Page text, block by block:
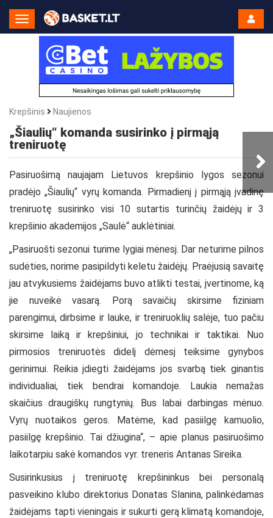
Toggle
Navigation
Krepšinis Naujienos
„Šiaulių“ komanda susirinko į pirmąją
treniruotę
Pasiruošimą naujajam Lietuvos krepšinio lygos sezonui
pradėjo „Šiaulių“ vyrų komanda. Pirmadienį į pirmąją įvadinę
treniruotę susirinko visi 10 sutartis turinčių žaidėjų ir 3
krepšinio akademijos „Saulė“ auklėtiniai.
„Pasiruošti sezonui turime lygiai mėnesį. Dar neturime pilnos
sudėties, norime pasipildyti keletu žaidėjų. Praėjusią savaitę
jau atvykusiems žaidėjams buvo atlikti testai, įvertinome, ką
jie nuveikė vasarą. Porą savaičių skirsime fiziniam
parengimui, dirbsime ir lauke, ir treniruoklių salėje, tuo pačiu
skirsime laiką ir krepšiniui, jo technikai ir taktikai. Nuo
pirmosios treniruotės didelį dėmesį teiksime gynybos
gerinimui. Reikia įdiegti žaidėjams jos svarbą tiek ginantis
individualiai, tiek bendrai komandoje. Laukia nemažas
skaičius draugiškų rungtynių. Bus labai darbingas mėnuo.
Vyrų nuotaikos geros. Matėme, kad pasiilgę kamuolio,
pasiilgę krepšinio. Tai džiugina“, – apie planus pasiruošimo
laikotarpiu sakė komandos vyr. treneris Antanas Sireika.
Susirinkusius į treniruotę krepšininkus bei personalą
pasveikino klubo direktorius Donatas Slanina, palinkėdamas
žaidėjams tapti vieningais ir sukurti gerą klimatą komandoje,